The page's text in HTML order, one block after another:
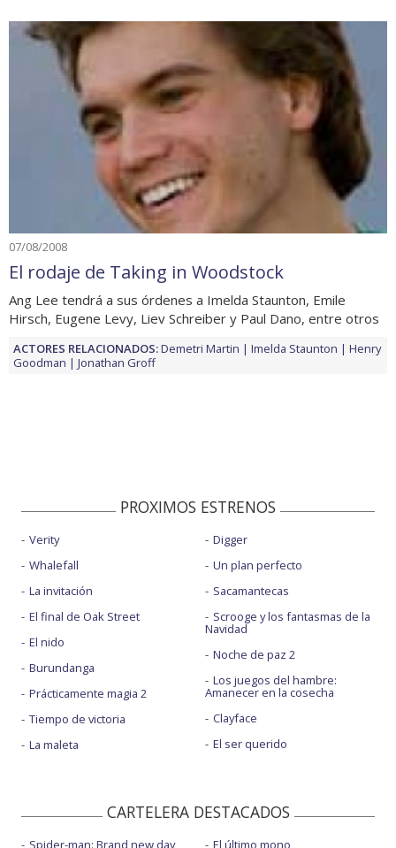
07/08/2008
El rodaje de Taking in Woodstock
Ang Lee tendrá a sus órdenes a Imelda Staunton, Emile
Hirsch, Eugene Levy, Liev Schreiber y Paul Dano, entre otros
ACTORES RELACIONADOS:Demetri Martin Imelda Staunton
Henry
Goodman
Jonathan Groff
PROXIMOS ESTRENOS
Verity
Whalefall
La invitación
El final de Oak Street
El nido
Burundanga
Prácticamente magia 2
Tiempo de victoria
La maleta
Digger
Un plan perfecto
Sacamantecas
Scrooge y los fantasmas de la
Navidad
Noche de paz 2
Los juegos del hambre:
Amanecer en la cosecha
Clayface
El ser querido
CARTELERA DESTACADOS
Spider-man: Brand new day
El último mono